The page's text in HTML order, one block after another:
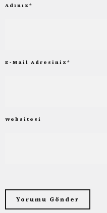
Adınız *
E-Mail Adresiniz *
Websitesi